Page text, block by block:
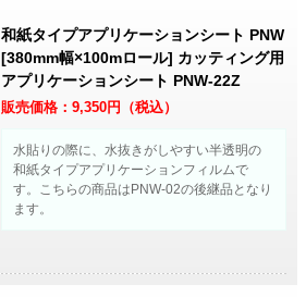
和紙タイプアプリケーションシート PNW
[380mm幅×100mロール] カッティング用
アプリケーションシート PNW-22Z
販売価格：9,350円（税込）
水貼りの際に、水抜きがしやすい半透明の
和紙タイプアプリケーションフィルムで
す。こちらの商品はPNW-02の後継品となり
ます。